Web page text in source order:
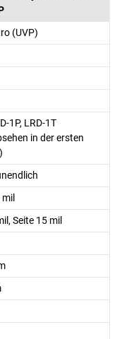
(UVP)
1P, LRD-1T
in der ersten
Seite 15 mil